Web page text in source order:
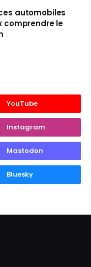
automobiles
comprendre le
YouTube
Instagram
Mastodon
Bluesky